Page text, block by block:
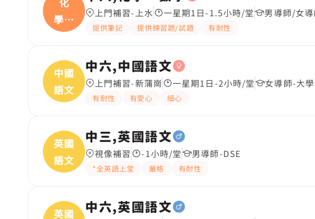
學、
數學
上門補習-上水 一星期1日-1.5小時/堂 男導師/女
提供筆記 提供練習題/試題 有耐性
中國
語文
中六,中國語文
上門補習-新蒲崗 一星期1日-2小時/堂 女導師-大
有耐性 有愛心 細心
英國
語文
中三,英國語文
視像補習 -1小時/堂 男導師-DSE
*全英語上堂 嚴格 有耐性
英國 中六,英國語文